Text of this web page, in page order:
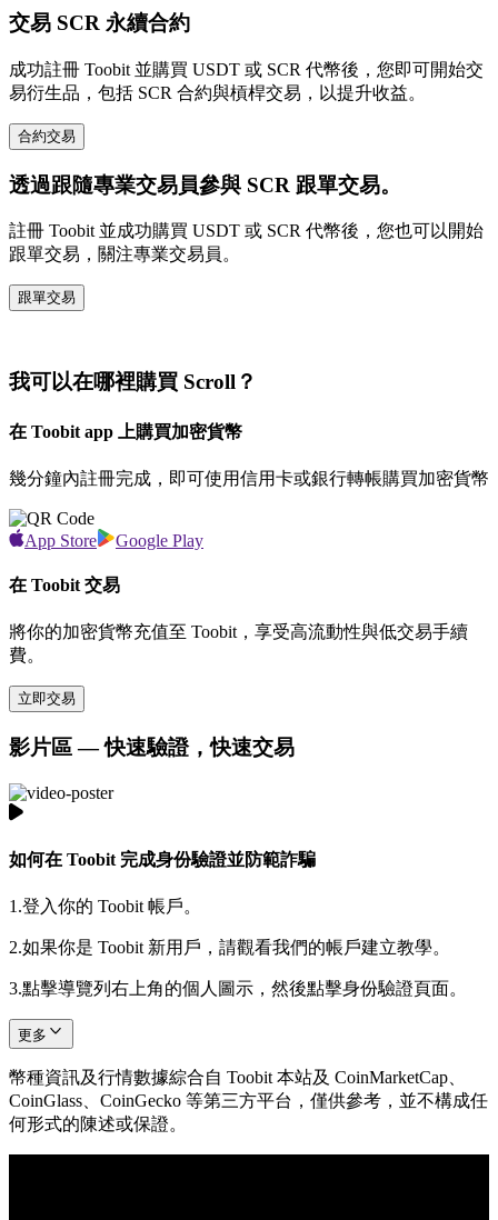
交易 SCR 永續合約
成功註冊 Toobit 並購買 USDT 或 SCR 代幣後，您即可開始交
易衍生品，包括 SCR 合約與槓桿交易，以提升收益。
合約交易
透過跟隨專業交易員參與 SCR 跟單交易。
註冊 Toobit 並成功購買 USDT 或 SCR 代幣後，您也可以開始
跟單交易，關注專業交易員。
跟單交易
我可以在哪裡購買 Scroll？
在 Toobit app 上購買加密貨幣
幾分鐘內註冊完成，即可使用信用卡或銀行轉帳購買加密貨幣
App Store Google Play
在 Toobit 交易
將你的加密貨幣充值至 Toobit，享受高流動性與低交易手續
費。
立即交易
影片區 — 快速驗證，快速交易
如何在 Toobit 完成身份驗證並防範詐騙
1.登入你的 Toobit 帳戶。
2.如果你是 Toobit 新用戶，請觀看我們的帳戶建立教學。
3.點擊導覽列右上角的個人圖示，然後點擊身份驗證頁面。
更多
幣種資訊及行情數據綜合自 Toobit 本站及 CoinMarketCap、
CoinGlass、CoinGecko 等第三方平台，僅供參考，並不構成任
何形式的陳述或保證。